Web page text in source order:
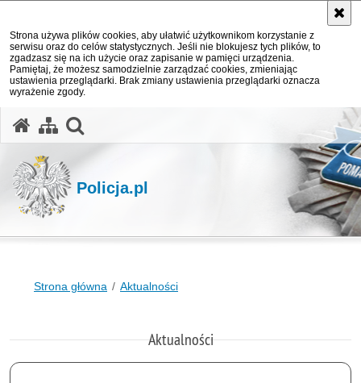
Strona używa plików cookies, aby ułatwić użytkownikom korzystanie z
serwisu oraz do celów statystycznych. Jeśli nie blokujesz tych plików, to
zgadzasz się na ich użycie oraz zapisanie w pamięci urządzenia.
Pamiętaj, że możesz samodzielnie zarządzać cookies, zmieniając
ustawienia przeglądarki. Brak zmiany ustawienia przeglądarki oznacza
wyrażenie zgody.
Policja.pl
Strona główna Aktualności
Aktualności